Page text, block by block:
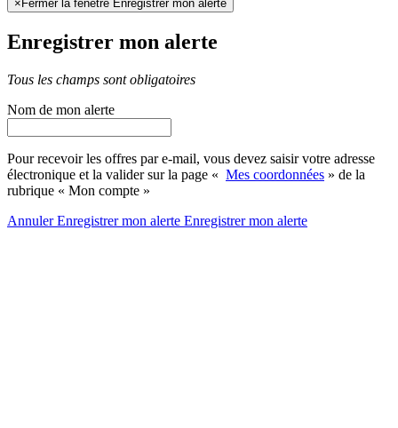
× Fermer la fenêtre Enregistrer mon alerte
Enregistrer mon alerte
Tous les champs sont obligatoires
Nom de mon alerte
Pour recevoir les offres par e-mail, vous devez saisir votre adresse
électronique et la valider sur la page « Mes coordonnées » de la
rubrique « Mon compte »
AnnulerEnregistrer mon alerte Enregistrermon alerte